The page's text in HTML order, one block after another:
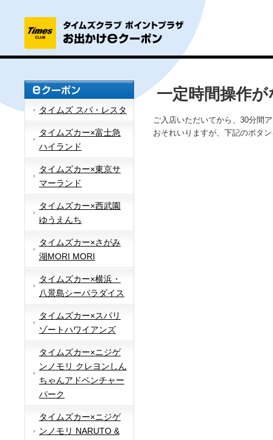
タイムズ スパ・レスタ
タイムズカー×富士急
ハイランド
タイムズカー×東京サ
マーランド
タイムズカー×西武園
ゆうえんち
タイムズカー×さがみ
湖MORI MORI
タイムズカー×横浜・
八景島シーパラダイス
タイムズカー×スパリ
ゾートハワイアンズ
タイムズカー×ニジゲ
ンノモリ クレヨンしん
ちゃんアドベンチャー
パーク
タイムズカー×ニジゲ
ンノモリ NARUTO &
一定時間操作
ご入店いただいてから、30分間
おそれいりますが、下記のボタ